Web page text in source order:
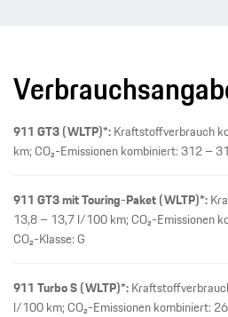
911 GT3 (WLTP)*:Kraftstoffverbrauch
km; CO₂-Emissionen kombiniert: 312 –
911 GT3 mit Touring-Paket (WLTP)*:
13,8 – 13,7 l/100 km; CO₂-Emissionen
CO₂-Klasse: G
911 Turbo S (WLTP)*:
l/100 km; CO₂-Emissionen kombiniert: